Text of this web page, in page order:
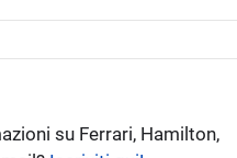
su Ferrari, Hamilton,